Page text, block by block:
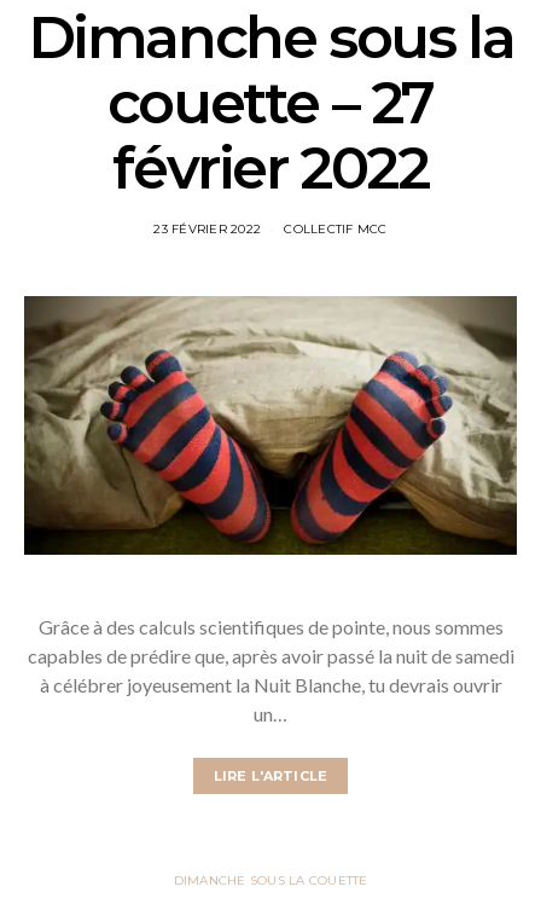
Dimanche sous la
couette – 27
février 2022
23 FÉVRIER 2022 COLLECTIF MCC
Grâce à des calculs scientifiques de pointe, nous sommes
capables de prédire que, après avoir passé la nuit de samedi
à célébrer joyeusement la Nuit Blanche, tu devrais ouvrir
un…
LIRE L'ARTICLE
DIMANCHE SOUS LA COUETTE